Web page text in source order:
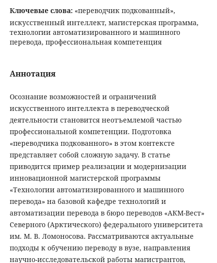
Ключевые слова: «переводчик подкованный»,
искусственный интеллект, магистерская программа,
технологии автоматизированного и машинного
перевода, профессиональная компетенция
Аннотация
Осознание возможностей и ограничений
искусственного интеллекта в переводческой
деятельности становится неотъемлемой частью
профессиональной компетенции. Подготовка
«переводчика подкованного» в этом контексте
представляет собой сложную задачу. В статье
приводится пример реализации и модернизации
инновационной магистерской программы
«Технологии автоматизированного и машинного
перевода» на базовой кафедре технологий и
автоматизации перевода в бюро переводов «АКМ-Вест»
Северного (Арктического) федерального университета
им. М. В. Ломоносова. Рассматриваются актуальные
подходы к обучению переводу в вузе, направления
научно-исследовательской работы магистрантов,